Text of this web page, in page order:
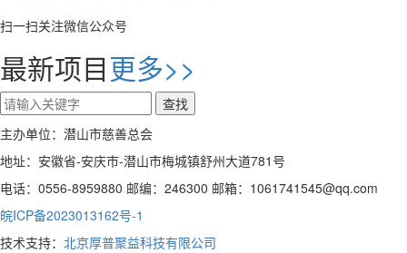
扫一扫关注微信公众号
最新项目更多>>
主办单位：潜山市慈善总会
地址：安徽省-安庆市-潜山市梅城镇舒州大道781号
电话：0556-8959880 邮编：246300 邮箱：1061741545@qq.com
皖ICP备2023013162号-1
技术支持： 北京厚普聚益科技有限公司